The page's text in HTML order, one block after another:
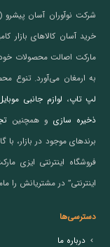
شرکت نوآوران آسان پیشرو
مارکت اصالت محصولات
به ارمغان می‌آورد. تنوع
لپ تاپ، لوازم جانبی
ذخیره سازی و همچنین
برندهای موجود در بازار،
فروشگاه اینترنتی ایزی
اینترنتی” در مشتریانش را
دسترسی‌ها
درباره ما